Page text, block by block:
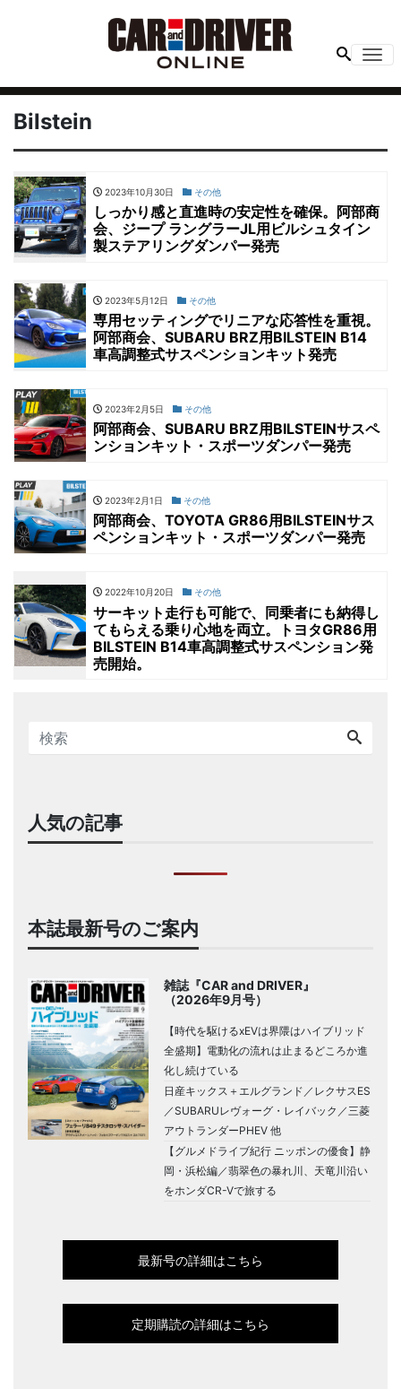
Bilstein
2023年10月30日 その他
しっかり感と直進時の安定性を確保。阿部商
会、ジープ ラングラーJL用ビルシュタイン
製ステアリングダンパー発売
2023年5月12日 その他
専用セッティングでリニアな応答性を重視。
阿部商会、SUBARU BRZ用BILSTEIN B14
車高調整式サスペンションキット発売
2023年2月5日 その他
阿部商会、SUBARU BRZ用BILSTEINサスペ
ンションキット・スポーツダンパー発売
2023年2月1日 その他
阿部商会、TOYOTA GR86用BILSTEINサス
ペンションキット・スポーツダンパー発売
2022年10月20日 その他
サーキット走行も可能で、同乗者にも納得し
てもらえる乗り心地を両立。トヨタGR86用
BILSTEIN B14車高調整式サスペンション発
売開始。
人気の記事
本誌最新号のご案内
雑誌『CAR and DRIVER』
（2026年9月号）
【時代を駆けるxEVは界隈はハイブリッド
全盛期】電動化の流れは止まるどころか進
化し続けている
日産キックス＋エルグランド／レクサスES
／SUBARUレヴォーグ・レイバック／三菱
アウトランダーPHEV 他
【グルメドライブ紀行 ニッポンの優食】静
岡・浜松編／翡翠色の暴れ川、天竜川沿い
をホンダCR-Vで旅する
最新号の詳細はこちら
定期購読の詳細はこちら